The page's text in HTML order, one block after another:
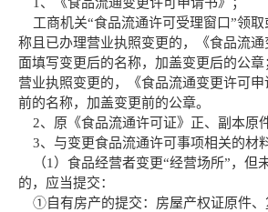
工商机关“食品流通许可受理窗口”领取
称且已办理营业执照变更的，《食品流
面填写变更后的名称，加盖变更后的公
营业执照变更的，《食品流通变更许可
前的名称，加盖变更前的公章。
2、原《食品流通许可证》正、副本原件
3、与变更食品流通许可事项相关的材料
（1）食品经营者变更“经营场所”，但
的，应当提交：
①自有房产的提交：房屋产权证原件、